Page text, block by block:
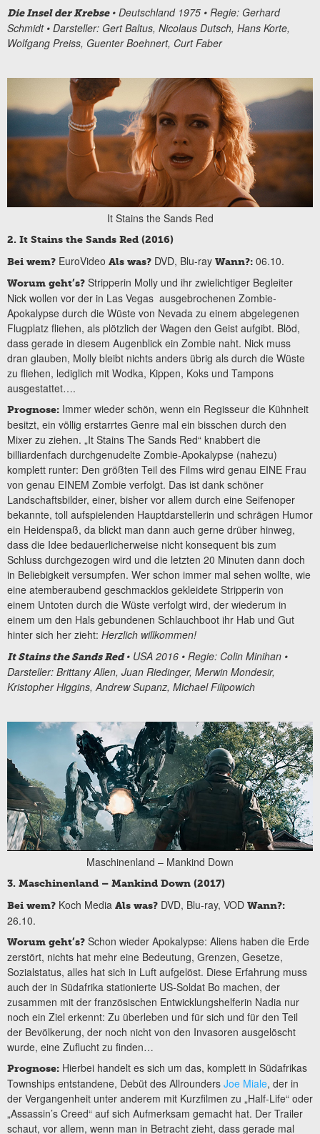
Die Insel der Krebse• Deutschland 1975 • Regie: Gerhard
Schmidt • Darsteller: Gert Baltus, Nicolaus Dutsch, Hans Korte,
Wolfgang Preiss, Guenter Boehnert, Curt Faber
It Stains the Sands Red
2. It Stains the Sands Red (2016)
Bei wem? EuroVideo Als was? DVD, Blu-ray Wann?: 06.10.
Worum geht’s? Stripperin Molly und ihr zwielichtiger Begleiter
Nick wollen vor der in Las Vegas ausgebrochenen Zombie-
Apokalypse durch die Wüste von Nevada zu einem abgelegenen
Flugplatz fliehen, als plötzlich der Wagen den Geist aufgibt. Blöd,
dass gerade in diesem Augenblick ein Zombie naht. Nick muss
dran glauben, Molly bleibt nichts anders übrig als durch die Wüste
zu fliehen, lediglich mit Wodka, Kippen, Koks und Tampons
ausgestattet….
Prognose: Immer wieder schön, wenn ein Regisseur die Kühnheit
besitzt, ein völlig erstarrtes Genre mal ein bisschen durch den
Mixer zu ziehen. „It Stains The Sands Red“ knabbert die
billiardenfach durchgenudelte Zombie-Apokalypse (nahezu)
komplett runter: Den größten Teil des Films wird genau EINE Frau
von genau EINEM Zombie verfolgt. Das ist dank schöner
Landschaftsbilder, einer, bisher vor allem durch eine Seifenoper
bekannte, toll aufspielenden Hauptdarstellerin und schrägen Humor
ein Heidenspaß, da blickt man dann auch gerne drüber hinweg,
dass die Idee bedauerlicherweise nicht konsequent bis zum
Schluss durchgezogen wird und die letzten 20 Minuten dann doch
in Beliebigkeit versumpfen. Wer schon immer mal sehen wollte, wie
eine atemberaubend geschmacklos gekleidete Stripperin von
einem Untoten durch die Wüste verfolgt wird, der wiederum in
einem um den Hals gebundenen Schlauchboot ihr Hab und Gut
hinter sich her zieht: Herzlich willkommen!
It Stains the Sands Red• USA 2016 • Regie: Colin Minihan •
Darsteller: Brittany Allen, Juan Riedinger, Merwin Mondesir,
Kristopher Higgins, Andrew Supanz, Michael Filipowich
Maschinenland – Mankind Down
3. Maschinenland – Mankind Down (2017)
Bei wem? Koch Media Als was? DVD, Blu-ray, VOD Wann?:
26.10.
Worum geht’s? Schon wieder Apokalypse: Aliens haben die Erde
zerstört, nichts hat mehr eine Bedeutung, Grenzen, Gesetze,
Sozialstatus, alles hat sich in Luft aufgelöst. Diese Erfahrung muss
auch der in Südafrika stationierte US-Soldat Bo machen, der
zusammen mit der französischen Entwicklungshelferin Nadia nur
noch ein Ziel erkennt: Zu überleben und für sich und für den Teil
der Bevölkerung, der noch nicht von den Invasoren ausgelöscht
wurde, eine Zuflucht zu finden…
Prognose: Hierbei handelt es sich um das, komplett in Südafrikas
Townships entstandene, Debüt des Allrounders Joe Miale, der in
der Vergangenheit unter anderem mit Kurzfilmen zu „Half-Life“ oder
„Assassin’s Creed“ auf sich Aufmerksam gemacht hat. Der Trailer
schaut, vor allem, wenn man in Betracht zieht, dass gerade mal